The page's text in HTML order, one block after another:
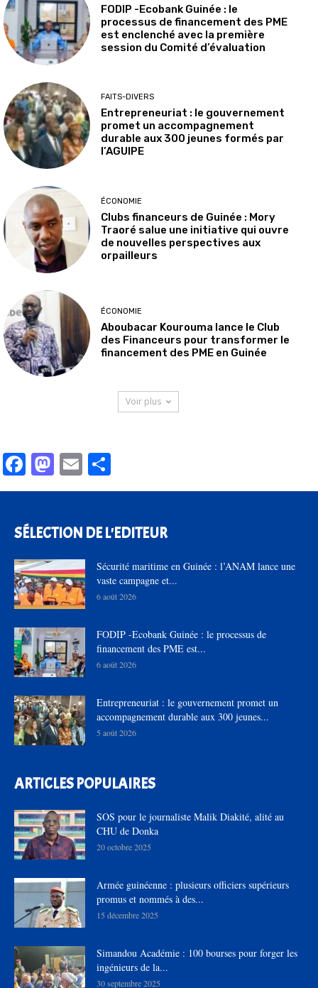
FODIP -Ecobank Guinée : le
processus de financement des PME
est enclenché avec la première
session du Comité d’évaluation
FAITS-DIVERS
Entrepreneuriat : le gouvernement
promet un accompagnement
durable aux 300 jeunes formés par
l’AGUIPE
ÉCONOMIE
Clubs financeurs de Guinée : Mory
Traoré salue une initiative qui ouvre
de nouvelles perspectives aux
orpailleurs
ÉCONOMIE
Aboubacar Kourouma lance le Club
des Financeurs pour transformer le
financement des PME en Guinée
Voir plus
Facebook
Mastodon
Email
SÉLECTION DE L'EDITEUR
Sécurité maritime en Guinée : l’ANAM lance une
vaste campagne et...
6 août 2026
FODIP -Ecobank Guinée : le processus de
financement des PME est...
6 août 2026
Entrepreneuriat : le gouvernement promet un
accompagnement durable aux 300 jeunes...
5 août 2026
ARTICLES POPULAIRES
SOS pour le journaliste Malik Diakité, alité au
CHU de Donka
20 octobre 2025
Armée guinéenne : plusieurs officiers supérieurs
promus et nommés à des...
15 décembre 2025
Simandou Académie : 100 bourses pour forger les
ingénieurs de la...
30 septembre 2025